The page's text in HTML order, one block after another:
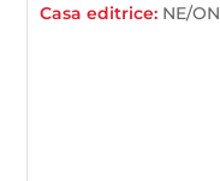
Casa editrice: NE/ON